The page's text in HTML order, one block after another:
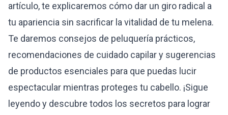
artículo, te explicaremos cómo dar un giro radical a
tu apariencia sin sacrificar la vitalidad de tu melena.
Te daremos consejos de peluquería prácticos,
recomendaciones de cuidado capilar y sugerencias
de productos esenciales para que puedas lucir
espectacular mientras proteges tu cabello. ¡Sigue
leyendo y descubre todos los secretos para lograr